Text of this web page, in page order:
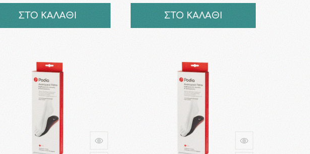
ΣΤΟ ΚΑΛΑΘΙ ΣΤΟ ΚΑΛΑΘΙ